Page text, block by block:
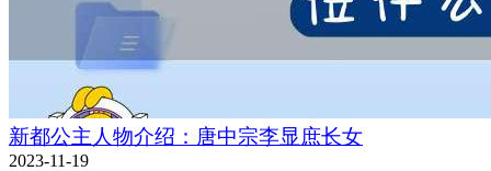
新都公主人物介绍：唐中宗李显庶长女
2023-11-19